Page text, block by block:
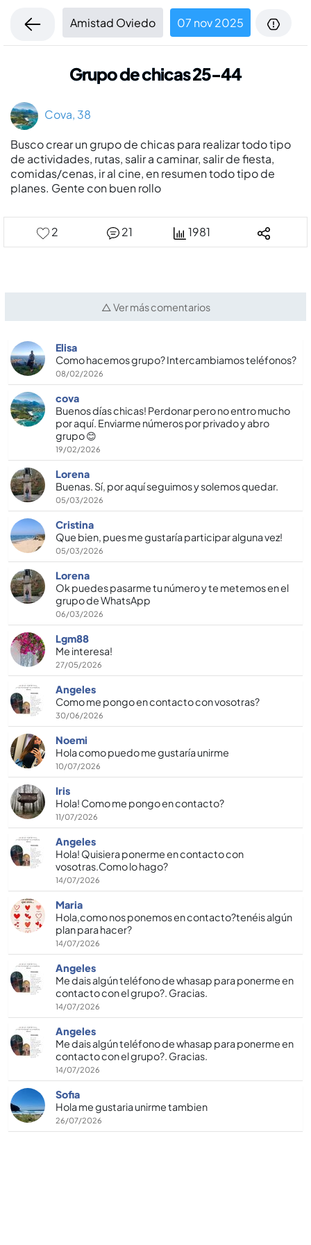
Amistad Oviedo 07 nov 2025
Grupo de chicas 25-44
Cova, 38
Busco crear un grupo de chicas para realizar todo tipo
de actividades, rutas, salir a caminar, salir de fiesta,
comidas/cenas, ir al cine, en resumen todo tipo de
planes. Gente con buen rollo
2 21 1981
△ Ver más comentarios
Elisa
Como hacemos grupo? Intercambiamos teléfonos?
08/02/2026
cova
Buenos días chicas! Perdonar pero no entro mucho
por aquí. Enviarme números por privado y abro
grupo 😊
19/02/2026
Lorena
Buenas. Sí, por aquí seguimos y solemos quedar.
05/03/2026
Cristina
Que bien, pues me gustaría participar alguna vez!
05/03/2026
Lorena
Ok puedes pasarme tu número y te metemos en el
grupo de WhatsApp
06/03/2026
Lgm88
Me interesa!
27/05/2026
Angeles
Como me pongo en contacto con vosotras?
30/06/2026
Noemi
Hola como puedo me gustaría unirme
10/07/2026
Iris
Hola! Como me pongo en contacto?
11/07/2026
Angeles
Hola! Quisiera ponerme en contacto con
vosotras.Como lo hago?
14/07/2026
Maria
Hola,como nos ponemos en contacto?tenéis algún
plan para hacer?
14/07/2026
Angeles
Me dais algún teléfono de whasap para ponerme en
contacto con el grupo?. Gracias.
14/07/2026
Angeles
Me dais algún teléfono de whasap para ponerme en
contacto con el grupo?. Gracias.
14/07/2026
Sofia
Hola me gustaria unirme tambien
26/07/2026